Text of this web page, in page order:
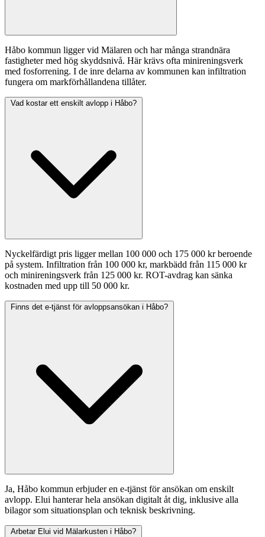
Håbo kommun ligger vid Mälaren och har många strandnära
fastigheter med hög skyddsnivå. Här krävs ofta minireningsverk
med fosforrening. I de inre delarna av kommunen kan infiltration
fungera om markförhållandena tillåter.
Vad kostar ett enskilt avlopp i Håbo?
Nyckelfärdigt pris ligger mellan 100 000 och 175 000 kr beroende
på system. Infiltration från 100 000 kr, markbädd från 115 000 kr
och minireningsverk från 125 000 kr. ROT-avdrag kan sänka
kostnaden med upp till 50 000 kr.
Finns det e-tjänst för avloppsansökan i Håbo?
Ja, Håbo kommun erbjuder en e-tjänst för ansökan om enskilt
avlopp. Elui hanterar hela ansökan digitalt åt dig, inklusive alla
bilagor som situationsplan och teknisk beskrivning.
Arbetar Elui vid Mälarkusten i Håbo?